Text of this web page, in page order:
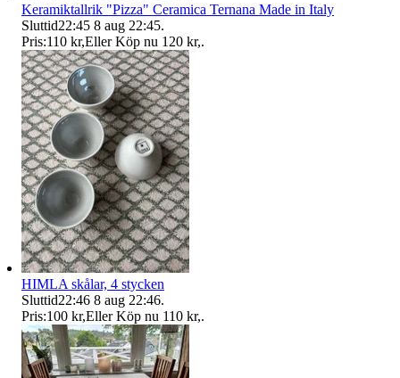
Keramiktallrik "Pizza" Ceramica Ternana Made in Italy
Sluttid22:45 8 aug 22:45.
Pris:110 kr,Eller Köp nu 120 kr,.
HIMLA skålar, 4 stycken
Sluttid22:46 8 aug 22:46.
Pris:100 kr,Eller Köp nu 110 kr,.